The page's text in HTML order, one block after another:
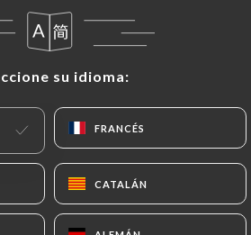
su idioma:
FRANCÉS
CATALÁN
su idioma:
FRANCÉS
CATALÁN